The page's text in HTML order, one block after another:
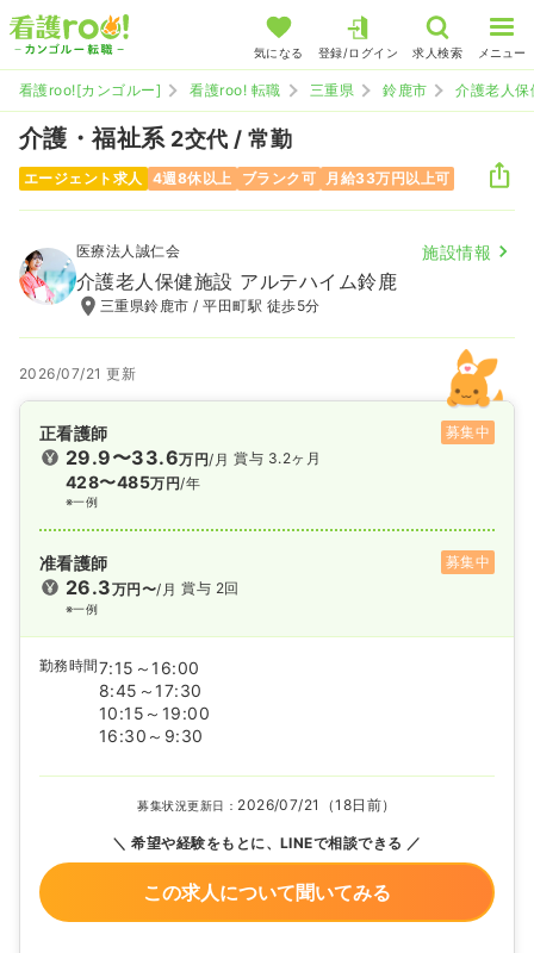
気になる 登録/ログイン 求人検索 メニュー
看護roo![カンゴルー] 看護roo! 転職 三重県 鈴鹿市 介護老人
介護・福祉系 2交代 / 常勤
エージェント求人 4週8休以上 ブランク可 月給33万円以上可
医療法人誠仁会 施設情報
介護老人保健施設 アルテハイム鈴鹿
三重県鈴鹿市 / 平田町駅 徒歩5分
2026/07/21 更新
正看護師 募集中
29.9〜33.6万円/月
428〜485万円/年
※一例
賞与 3.2ヶ月
准看護師 募集中
26.3万円〜/月
※一例
賞与 2回
勤務時間7:15～16:00
8:45～17:30
10:15～19:00
16:30～9:30
募集状況更新日： 2026/07/21（18日前）
希望や経験をもとに、LINEで相談できる
この求人について聞いてみる